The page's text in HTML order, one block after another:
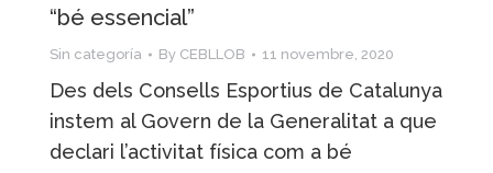
“bé essencial”
Sin categoría By CEBLLOB 11 novembre, 2020
Des dels Consells Esportius de Catalunya
instem al Govern de la Generalitat a que
declari l’activitat física com a bé